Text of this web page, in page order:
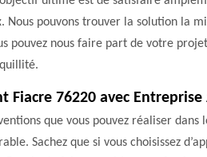
Nous pouvons trouver la solution la
pouvez nous faire part de votre
Fiacre 76220 avec Entreprise
que vous pouvez réaliser
Sachez que si vous choisissez